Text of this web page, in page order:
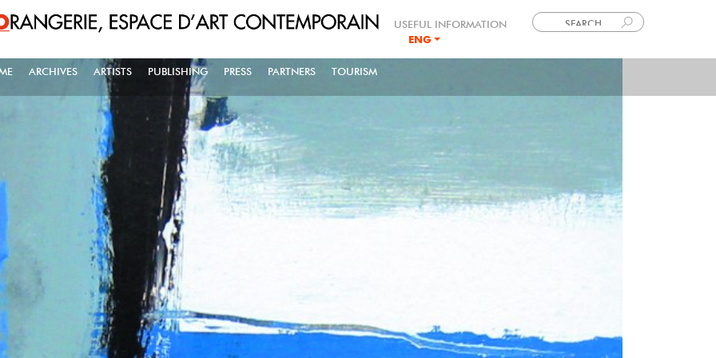
USEFUL INFORMATION
LANGUE
ENG
NAVIGATION
ARCHIVES ARTISTS PUBLISHING PRESS PARTNERS TOURISM